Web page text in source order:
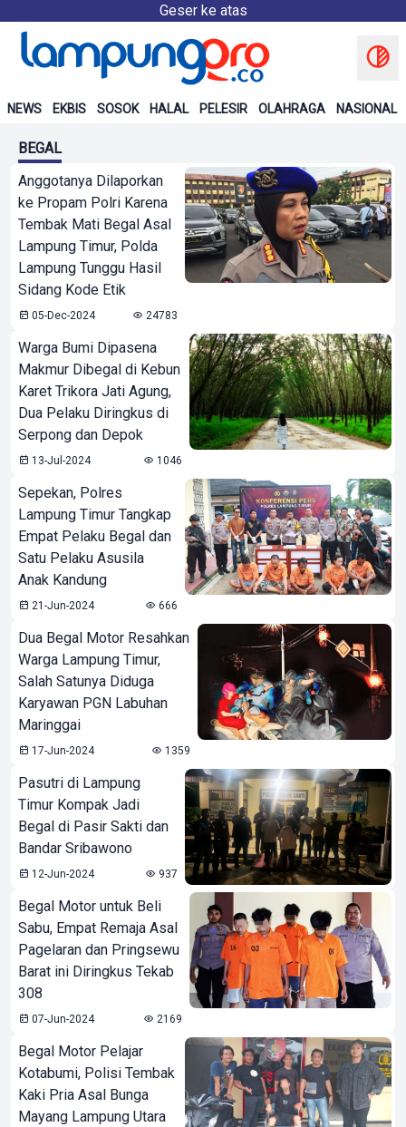
Geser ke atas
NEWS EKBIS SOSOK HALAL PELESIR OLAHRAGA NASIONAL
BEGAL
Anggotanya Dilaporkan
ke Propam Polri Karena
Tembak Mati Begal Asal
Lampung Timur, Polda
Lampung Tunggu Hasil
Sidang Kode Etik
05-Dec-2024 24783
Warga Bumi Dipasena
Makmur Dibegal di Kebun
Karet Trikora Jati Agung,
Dua Pelaku Diringkus di
Serpong dan Depok
13-Jul-2024 1046
Sepekan, Polres
Lampung Timur Tangkap
Empat Pelaku Begal dan
Satu Pelaku Asusila
Anak Kandung
21-Jun-2024 666
Dua Begal Motor Resahkan
Warga Lampung Timur,
Salah Satunya Diduga
Karyawan PGN Labuhan
Maringgai
17-Jun-2024 1359
Pasutri di Lampung
Timur Kompak Jadi
Begal di Pasir Sakti dan
Bandar Sribawono
12-Jun-2024 937
Begal Motor untuk Beli
Sabu, Empat Remaja Asal
Pagelaran dan Pringsewu
Barat ini Diringkus Tekab
308
07-Jun-2024 2169
Begal Motor Pelajar
Kotabumi, Polisi Tembak
Kaki Pria Asal Bunga
Mayang Lampung Utara